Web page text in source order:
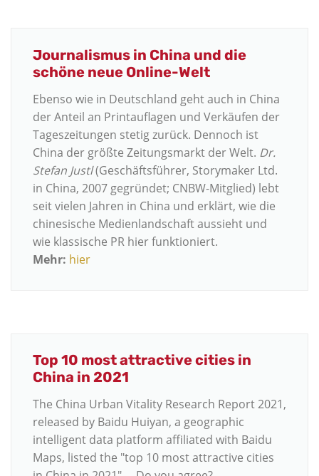
Journalismus in China und die
schöne neue Online-Welt
Ebenso wie in Deutschland geht auch in China
der Anteil an Printauflagen und Verkäufen der
Tageszeitungen stetig zurück. Dennoch ist
China der größte Zeitungsmarkt der Welt. Dr.
Stefan Justl(Geschäftsführer, Storymaker Ltd.
in China, 2007 gegründet; CNBW-Mitglied) lebt
seit vielen Jahren in China und erklärt, wie die
chinesische Medienlandschaft aussieht und
wie klassische PR hier funktioniert.
Mehr: hier
Top 10 most attractive cities in
China in 2021
The China Urban Vitality Research Report 2021,
released by Baidu Huiyan, a geographic
intelligent data platform affiliated with Baidu
Maps, listed the "top 10 most attractive cities